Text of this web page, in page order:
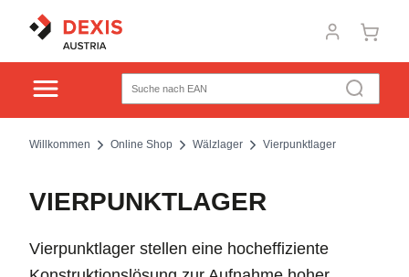
Willkommen Online Shop Wälzlager Vierpunktlager
VIERPUNKTLAGER
Vierpunktlager stellen eine hocheffiziente